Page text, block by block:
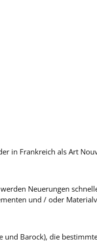
in Frankreich als Art
Neuerungen
und / oder
und Barock), die